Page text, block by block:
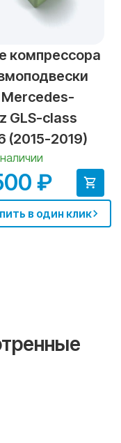
компрессора
GLS-class
(2015-2019)
₽
в один клик